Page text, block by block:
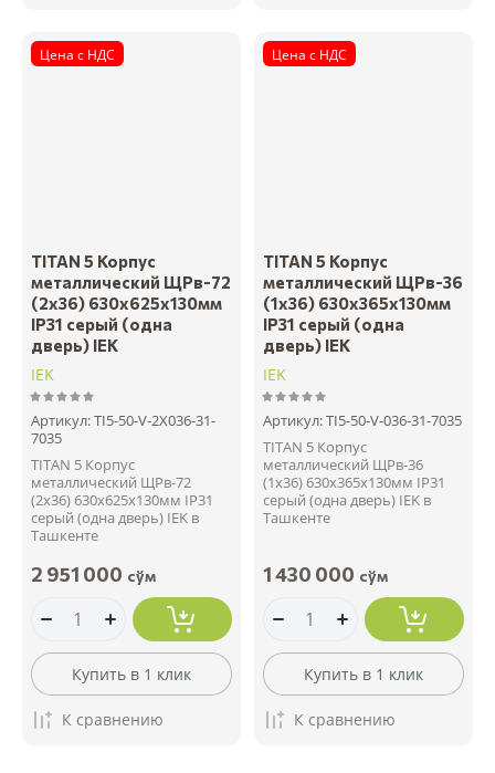
Цена с НДС
TITAN 5 Корпус
металлический ЩРв-72
(2х36) 630х625х130мм
IP31 серый (одна
дверь) IEK
IEK
Артикул:TI5-50-V-2X036-31-
7035
TITAN 5 Корпус
металлический ЩРв-72
(2х36) 630х625х130мм IP31
серый (одна дверь) IEK в
Ташкенте
2 951 000 сўм
Купить в 1 клик
К сравнению
Цена с НДС
TITAN 5 Корпус
металлический ЩРв-36
(1х36) 630х365х130мм
IP31 серый (одна
дверь) IEK
IEK
Артикул:TI5-50-V-036-31-7035
TITAN 5 Корпус
металлический ЩРв-36
(1х36) 630х365х130мм IP31
серый (одна дверь) IEK в
Ташкенте
1 430 000 сўм
Купить в 1 клик
К сравнению